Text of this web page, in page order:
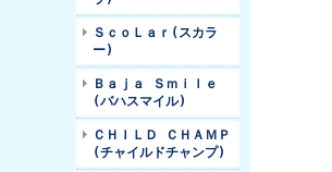
ＳｃｏＬａｒ(スカラ
ー)
Ｂａｊａ Ｓｍｉｌｅ
(バハスマイル)
ＣＨＩＬＤ ＣＨＡＭＰ
(チャイルドチャンプ)